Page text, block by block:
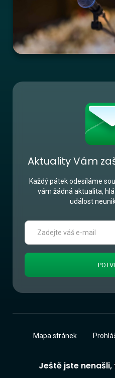
Aktuality Vám
Každý pátek odesíláme
vám žádná aktualita,
událost
Ještě jste
Mapa stránek